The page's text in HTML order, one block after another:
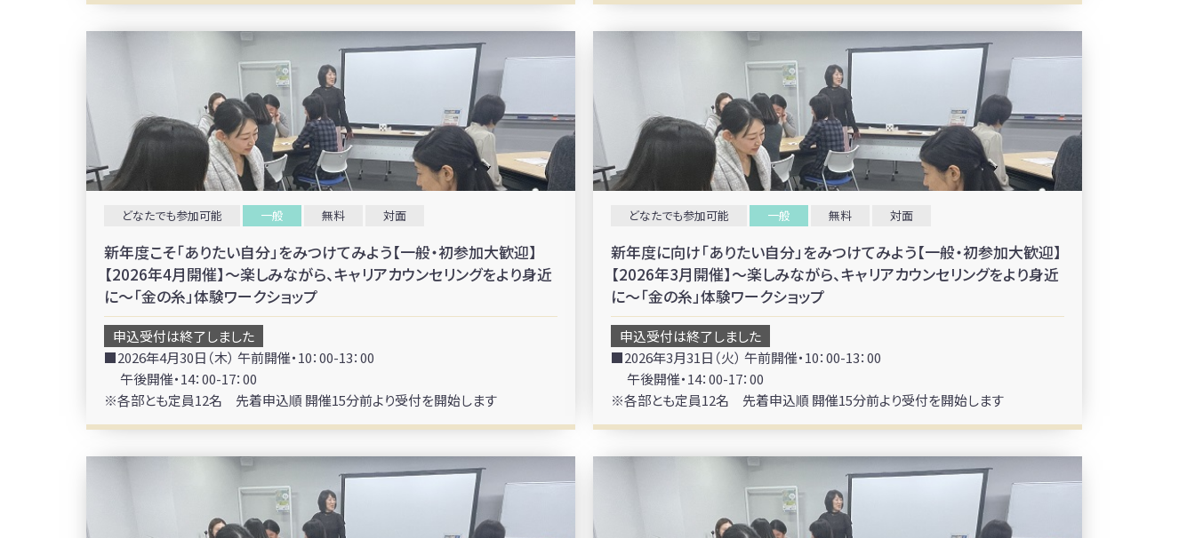
どなたでも参加可能 一般 無料 対面
新年度こそ「ありたい自分」をみつけてみよう【一般・初参加大歓迎】
【2026年4月開催】～楽しみながら、キャリアカウンセリングをより身近
に～「金の糸」体験ワークショップ
申込受付は終了しました
■2026年4月30日（木） 午前開催・10：00-13：00
午後開催・14：00-17：00
※各部とも定員12名 先着申込順 開催15分前より受付を開始します
どなたでも参加可能 一般 無料 対面
新年度に向け「ありたい自分」をみつけてみよう【一般・初参加大歓迎】
【2026年3月開催】～楽しみながら、キャリアカウンセリングをより身近
に～「金の糸」体験ワークショップ
申込受付は終了しました
■2026年3月31日（火） 午前開催・10：00-13：00
午後開催・14：00-17：00
※各部とも定員12名 先着申込順 開催15分前より受付を開始します